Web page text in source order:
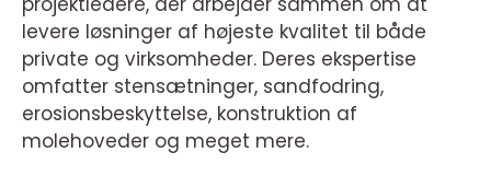
levere løsninger af højeste kvalitet til både
private og virksomheder. Deres ekspertise
omfatter stensætninger, sandfodring,
erosionsbeskyttelse, konstruktion af
molehoveder og meget mere.